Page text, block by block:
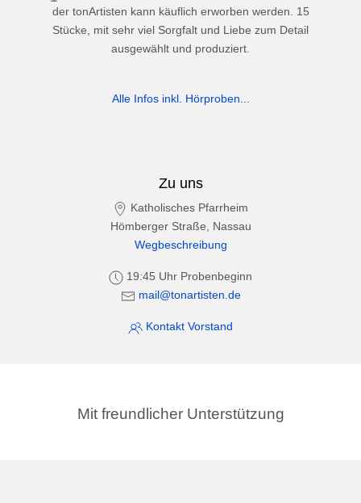
der tonArtisten kann käuflich erworben werden. 15
Stücke, mit sehr viel Sorgfalt und Liebe zum Detail
ausgewählt und produziert.
Alle Infos inkl. Hörproben...
Zu uns
Katholisches Pfarrheim
Hömberger Straße, Nassau
Wegbeschreibung
19:45 Uhr Probenbeginn
mail@tonartisten.de
Kontakt Vorstand
Mit freundlicher Unterstützung